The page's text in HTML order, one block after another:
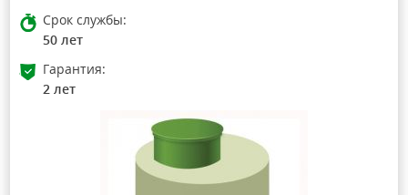
Срок службы:
50 лет
Гарантия:
2 лет